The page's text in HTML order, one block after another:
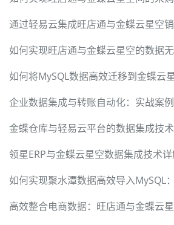
通过轻易云集成旺店通与金蝶云星空
如何实现旺店通与金蝶云星空的数据
如何将MySQL数据高效迁移到金蝶云
企业数据集成与转账自动化：实战案
金蝶仓库与轻易云平台的数据集成技
领星ERP与金蝶云星空数据集成技术
如何实现聚水潭数据高效导入MySQL
高效整合电商数据：旺店通与金蝶云